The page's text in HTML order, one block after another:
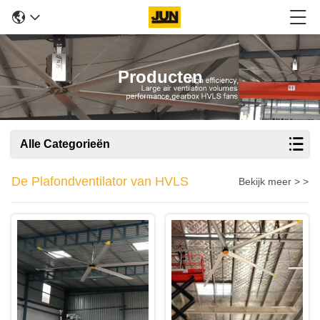
Producten
Alle Categorieën
De Plafondventilator van HVLS Bekijk meer > >